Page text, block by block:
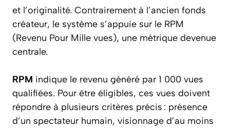
et l’originalité. Contrairement à l’ancien fonds
créateur, le système s’appuie sur le RPM
(Revenu Pour Mille vues), une métrique devenue
centrale.
RPM indique le revenu généré par 1 000 vues
qualifiées. Pour être éligibles, ces vues doivent
répondre à plusieurs critères précis : présence
d’un spectateur humain, visionnage d’au moins